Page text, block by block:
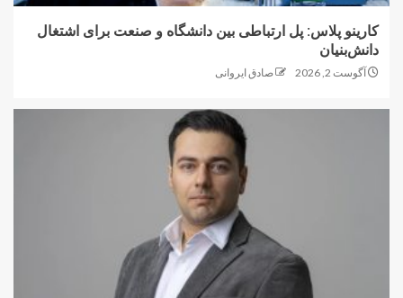
کارینو پلاس: پل ارتباطی بین دانشگاه و صنعت برای اشتغال
دانش‌بنیان
آگوست 2, 2026 صادق ایروانی